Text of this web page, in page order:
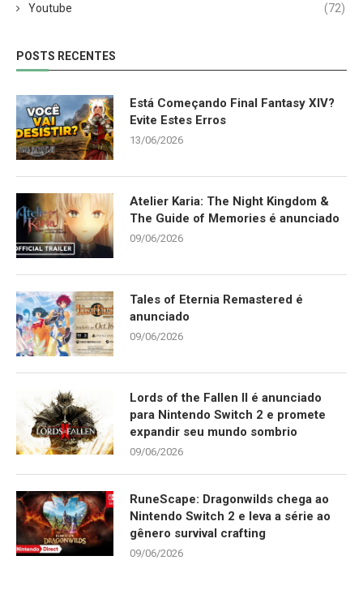
Youtube (72)
POSTS RECENTES
Está Começando Final Fantasy XIV?
Evite Estes Erros
13/06/2026
Atelier Karia: The Night Kingdom &
The Guide of Memories é anunciado
09/06/2026
Tales of Eternia Remastered é
anunciado
09/06/2026
Lords of the Fallen II é anunciado
para Nintendo Switch 2 e promete
expandir seu mundo sombrio
09/06/2026
RuneScape: Dragonwilds chega ao
Nintendo Switch 2 e leva a série ao
gênero survival crafting
09/06/2026